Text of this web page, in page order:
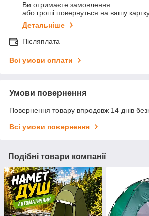
Ви отримаєте замовлення
або гроші повернуться на вашу
Детальніше
Післяплата
Всі умови оплати
Умови повернення
Повернення товару впродовж 14 днів
Всі умови повернення
Подібні товари компанії